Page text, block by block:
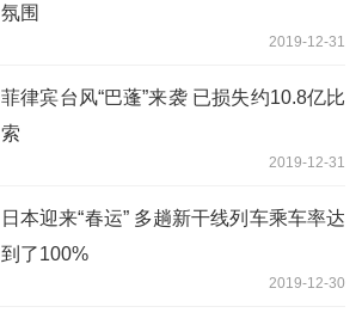
氛围
2019-12-31
菲律宾台风“巴蓬”来袭 已损失约10.8亿比
索
2019-12-31
日本迎来“春运” 多趟新干线列车乘车率达
到了100%
2019-12-30